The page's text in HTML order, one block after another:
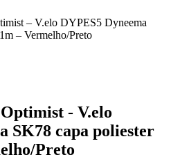
– V.elo DYPES5 Dyneema
– Vermelho/Preto
- V.elo
SK78 capa poliester
Preto